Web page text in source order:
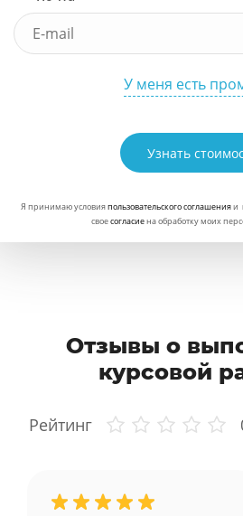
У меня есть
Узнать
Я принимаю условияпользовательского соглашенияи
своесогласиена обработку моих
Отзывы о
курсовой
Рейтинг